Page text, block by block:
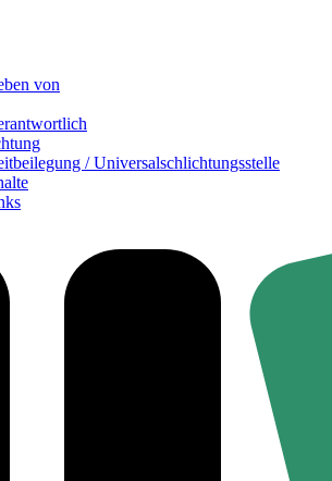
von
/ Universalschlichtungsstelle